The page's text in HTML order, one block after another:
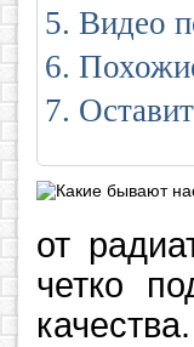
Видео
от
четко
качества.